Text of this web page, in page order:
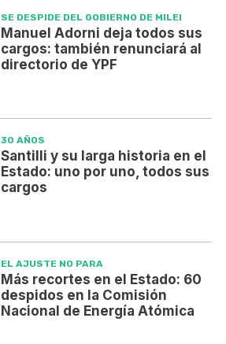
SE DESPIDE DEL GOBIERNO DE MILEI
Manuel Adorni deja todos sus
cargos: también renunciará al
directorio de YPF
30 AÑOS
Santilli y su larga historia en el
Estado: uno por uno, todos sus
cargos
EL AJUSTE NO PARA
Más recortes en el Estado: 60
despidos en la Comisión
Nacional de Energía Atómica